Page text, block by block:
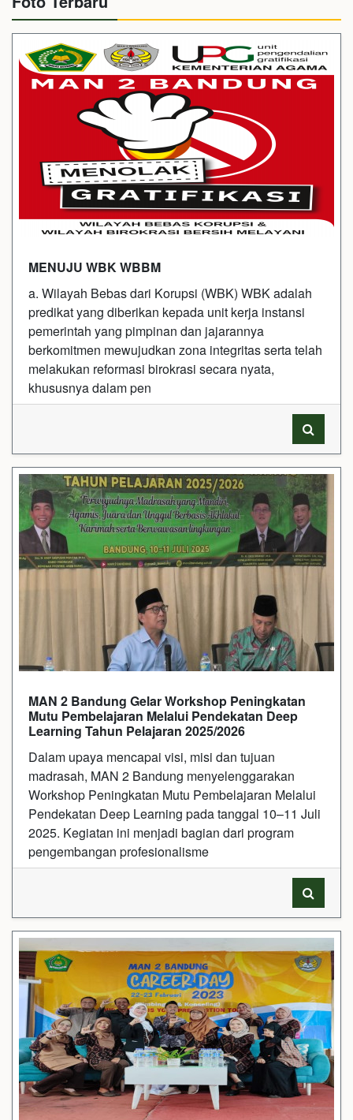
MENUJU WBK WBBM
a. Wilayah Bebas dari Korupsi (WBK) WBK adalah
predikat yang diberikan kepada unit kerja instansi
pemerintah yang pimpinan dan jajarannya
berkomitmen mewujudkan zona integritas serta telah
melakukan reformasi birokrasi secara nyata,
khususnya dalam pen
MAN 2 Bandung Gelar Workshop Peningkatan
Mutu Pembelajaran Melalui Pendekatan Deep
Learning Tahun Pelajaran 2025/2026
Dalam upaya mencapai visi, misi dan tujuan
madrasah, MAN 2 Bandung menyelenggarakan
Workshop Peningkatan Mutu Pembelajaran Melalui
Pendekatan Deep Learning pada tanggal 10–11 Juli
2025. Kegiatan ini menjadi bagian dari program
pengembangan profesionalisme